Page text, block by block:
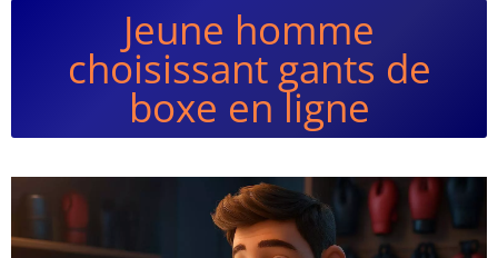
Jeune homme
choisissant gants de
boxe en ligne